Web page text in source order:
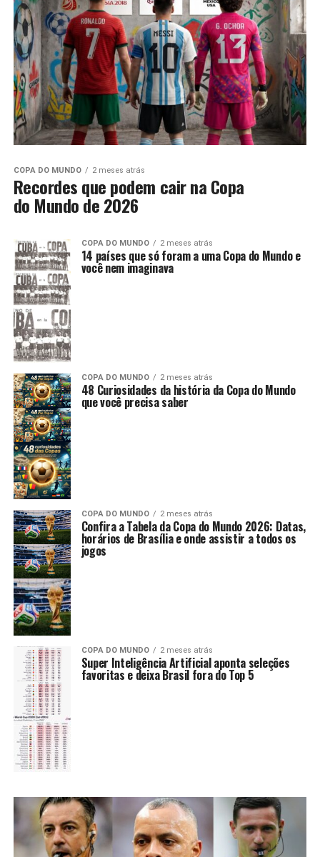
COPA DO MUNDO 2 meses atrás
Recordes que podem cair na Copa
do Mundo de 2026
COPA DO MUNDO 2 meses atrás
14 países que só foram a uma Copa do Mundo e
você nem imaginava
COPA DO MUNDO 2 meses atrás
48 Curiosidades da história da Copa do Mundo
que você precisa saber
COPA DO MUNDO 2 meses atrás
Confira a Tabela da Copa do Mundo 2026: Datas,
horários de Brasília e onde assistir a todos os
jogos
COPA DO MUNDO 2 meses atrás
Super Inteligência Artificial aponta seleções
favoritas e deixa Brasil fora do Top 5